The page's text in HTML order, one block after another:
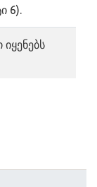
6).